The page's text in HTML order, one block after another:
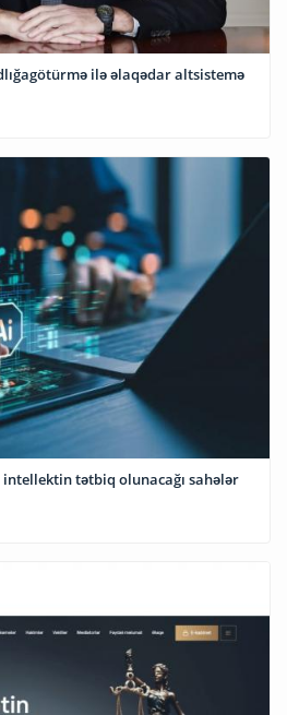
ilə əlaqədar altsistemə
tətbiq olunacağı sahələr